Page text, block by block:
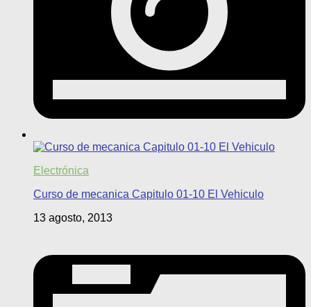
Electrónica
Curso de mecanica Capitulo 01-10 El Vehiculo
13 agosto, 2013